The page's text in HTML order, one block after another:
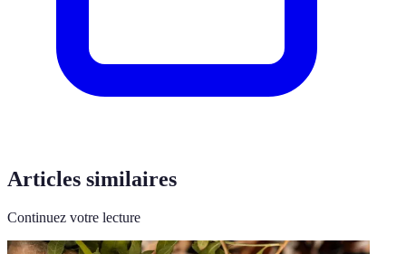
Articles similaires
Continuez votre lecture